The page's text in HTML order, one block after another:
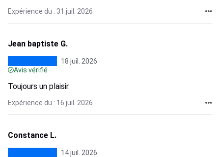
Expérience du : 31 juil. 2026
Jean baptiste G.
18 juil. 2026
Avis vérifié
Toujours un plaisir.
Expérience du : 16 juil. 2026
Constance L.
14 juil. 2026